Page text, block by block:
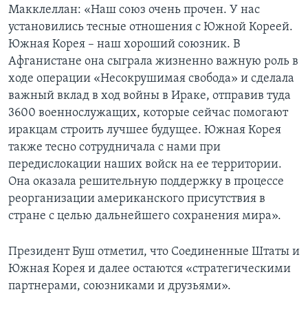
Макклеллан: «Наш союз очень прочен. У нас
установились тесные отношения с Южной Кореей.
Южная Корея – наш хороший союзник. В
Афганистане она сыграла жизненно важную роль в
ходе операции «Несокрушимая свобода» и сделала
важный вклад в ход войны в Ираке, отправив туда
3600 военнослужащих, которые сейчас помогают
иракцам строить лучшее будущее. Южная Корея
также тесно сотрудничала с нами при
передислокации наших войск на ее территории.
Она оказала решительную поддержку в процессе
реорганизации американского присутствия в
стране с целью дальнейшего сохранения мира».
Президент Буш отметил, что Соединенные Штаты и
Южная Корея и далее остаются «стратегическими
партнерами, союзниками и друзьями».